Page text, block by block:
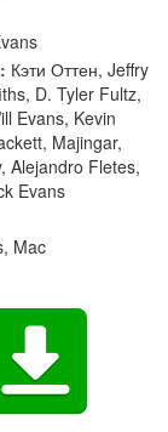
Кэти Оттен, Jeffry
, D. Tyler Fultz,
Evans, Kevin
, Majingar,
, Alejandro Fletes,
Evans
Mac